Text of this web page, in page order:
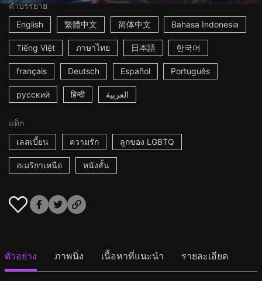
คำบรรยาย
English
繁體中文 简体中文 Bahasa Indonesia
Tiếng Việt ภาษาไทย 日本語 한국어
français Deutsch Español Português
русский हिन्दी العربية
แท็ก
เลสเบี้ยน
ความรัก ลูกของ LGBTQ
อเมริกาเหนือ หนังสั้น
ตัวอย่าง ภาพนิ่ง เนื้อหาที่แนะนำ รายละเอียด